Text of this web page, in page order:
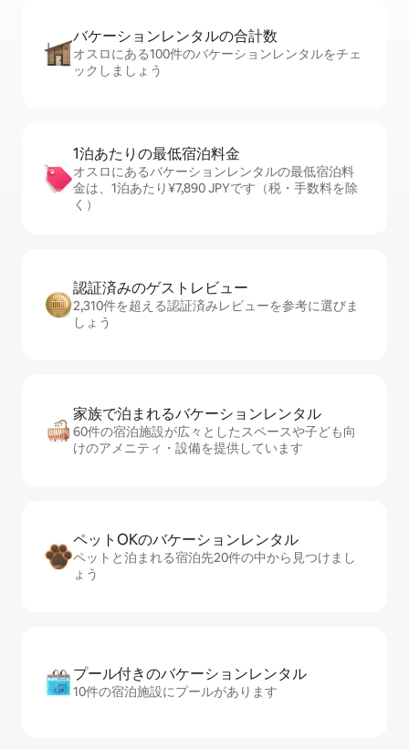
バケーションレ⁠ン⁠タ⁠ル⁠の合⁠計⁠数
オスロにある100件のバケーションレンタルをチェ
ックしましょう
1泊あたりの最⁠低⁠宿⁠泊⁠料⁠金
オスロにあるバケーションレンタルの最低宿泊料
金は、1泊あたり¥7,890 JPYです（税・手数料を除
く）
認証済みのゲ⁠ス⁠ト⁠レ⁠ビ⁠ュ⁠ー
2,310件を超える認証済みレビューを参考に選びま
しょう
家族で泊まれるバ⁠ケ⁠ー⁠シ⁠ョ⁠ンレ⁠ン⁠タ⁠ル
60件の宿泊施設が広々としたスペースや子ども向
けのアメニティ・設備を提供しています
ペットOKのバ⁠ケ⁠ー⁠シ⁠ョ⁠ンレ⁠ン⁠タ⁠ル
ペットと泊まれる宿泊先20件の中から見つけまし
ょう
プール付きのバ⁠ケ⁠ー⁠シ⁠ョ⁠ンレ⁠ン⁠タ⁠ル
10件の宿泊施設にプールがあります